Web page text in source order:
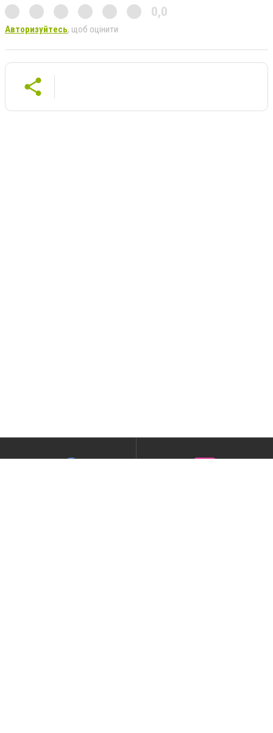
0,0
Авторизуйтесь, щоб оцінити